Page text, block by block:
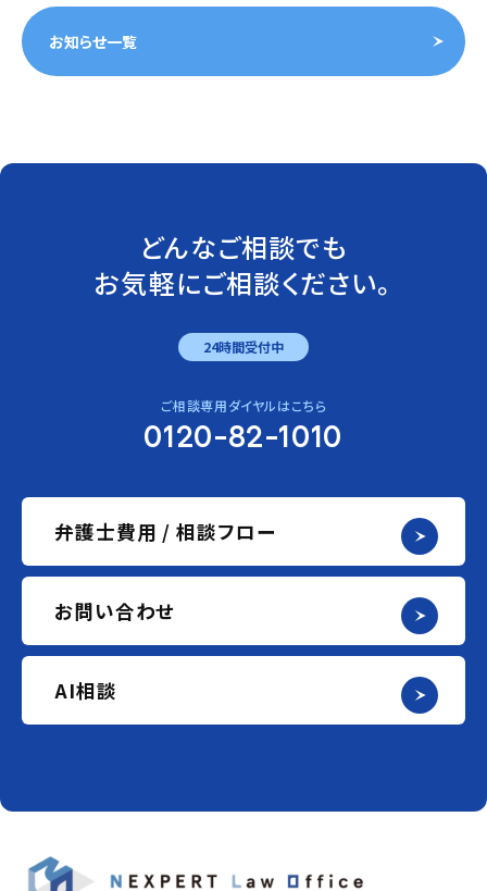
お知らせ一覧
どんなご相談でも
お気軽にご相談ください。
24時間受付中
ご相談専用ダイヤルはこちら
0120-82-1010
弁護士費用 / 相談フロー
お問い合わせ
AI相談